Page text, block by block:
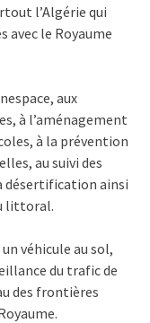
l’Algérie qui
avec le Royaume
aux
à l’aménagement
à la prévention
au suivi des
désertification ainsi
littoral.
véhicule au sol,
du trafic de
des frontières